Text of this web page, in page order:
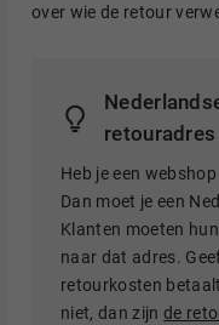
over wie de retour
retouradres
Heb je een
Dan moet je een
Klanten moeten
naar dat adres.
retourkosten
niet, dan zijn de